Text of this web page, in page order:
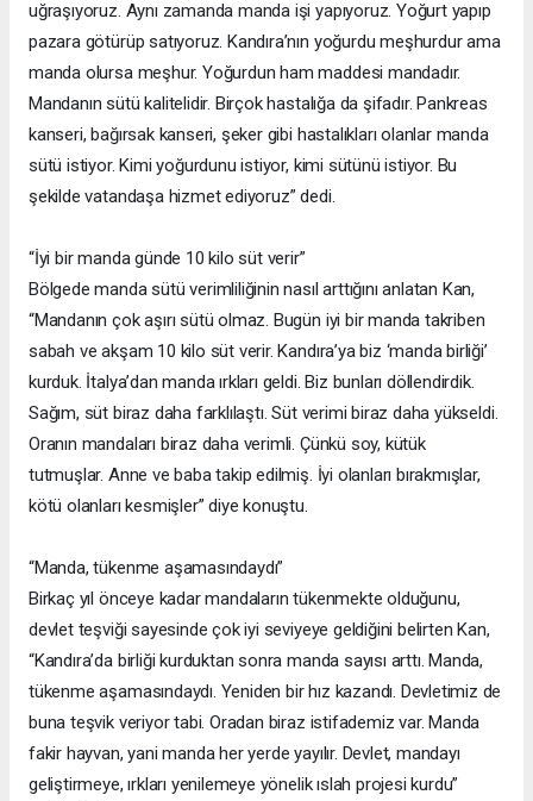
uğraşıyoruz. Aynı zamanda manda işi yapıyoruz. Yoğurt yapıp
pazara götürüp satıyoruz. Kandıra’nın yoğurdu meşhurdur ama
manda olursa meşhur. Yoğurdun ham maddesi mandadır.
Mandanın sütü kalitelidir. Birçok hastalığa da şifadır. Pankreas
kanseri, bağırsak kanseri, şeker gibi hastalıkları olanlar manda
sütü istiyor. Kimi yoğurdunu istiyor, kimi sütünü istiyor. Bu
şekilde vatandaşa hizmet ediyoruz” dedi.
“İyi bir manda günde 10 kilo süt verir”
Bölgede manda sütü verimliliğinin nasıl arttığını anlatan Kan,
“Mandanın çok aşırı sütü olmaz. Bugün iyi bir manda takriben
sabah ve akşam 10 kilo süt verir. Kandıra’ya biz ‘manda birliği’
kurduk. İtalya’dan manda ırkları geldi. Biz bunları döllendirdik.
Sağım, süt biraz daha farklılaştı. Süt verimi biraz daha yükseldi.
Oranın mandaları biraz daha verimli. Çünkü soy, kütük
tutmuşlar. Anne ve baba takip edilmiş. İyi olanları bırakmışlar,
kötü olanları kesmişler” diye konuştu.
“Manda, tükenme aşamasındaydı”
Birkaç yıl önceye kadar mandaların tükenmekte olduğunu,
devlet teşviği sayesinde çok iyi seviyeye geldiğini belirten Kan,
“Kandıra’da birliği kurduktan sonra manda sayısı arttı. Manda,
tükenme aşamasındaydı. Yeniden bir hız kazandı. Devletimiz de
buna teşvik veriyor tabi. Oradan biraz istifademiz var. Manda
fakir hayvan, yani manda her yerde yayılır. Devlet, mandayı
geliştirmeye, ırkları yenilemeye yönelik ıslah projesi kurdu”